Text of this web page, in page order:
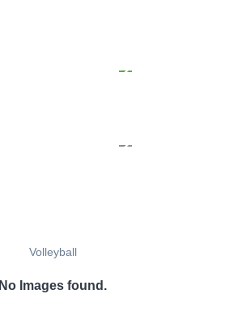
Volleyball
No Images found.